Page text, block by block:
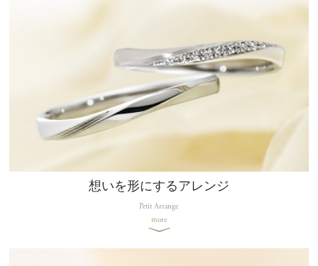
想いを形にするアレンジ
Petit Arrange
more